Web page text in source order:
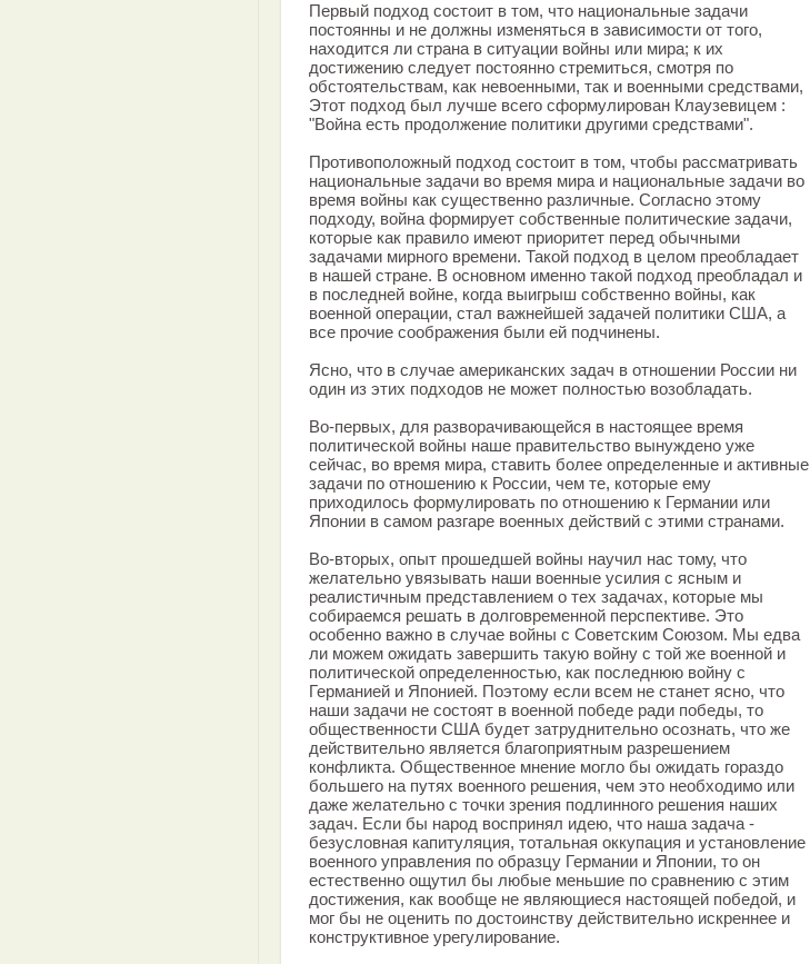
Первый подход состоит в том, что национальные задачи
постоянны и не должны изменяться в зависимости от того,
находится ли страна в ситуации войны или мира; к их
достижению следует постоянно стремиться, смотря по
обстоятельствам, как невоенными, так и военными средствами,
Этот подход был лучше всего сформулирован Клаузевицем :
"Война есть продолжение политики другими средствами".
Противоположный подход состоит в том, чтобы рассматривать
национальные задачи во время мира и национальные задачи во
время войны как существенно различные. Согласно этому
подходу, война формирует собственные политические задачи,
которые как правило имеют приоритет перед обычными
задачами мирного времени. Такой подход в целом преобладает
в нашей стране. В основном именно такой подход преобладал и
в последней войне, когда выигрыш собственно войны, как
военной операции, стал важнейшей задачей политики США, а
все прочие соображения были ей подчинены.
Ясно, что в случае американских задач в отношении России ни
один из этих подходов не может полностью возобладать.
Во-первых, для разворачивающейся в настоящее время
политической войны наше правительство вынуждено уже
сейчас, во время мира, ставить более определенные и активные
задачи по отношению к России, чем те, которые ему
приходилось формулировать по отношению к Германии или
Японии в самом разгаре военных действий с этими странами.
Во-вторых, опыт прошедшей войны научил нас тому, что
желательно увязывать наши военные усилия с ясным и
реалистичным представлением о тех задачах, которые мы
собираемся решать в долговременной перспективе. Это
особенно важно в случае войны с Советским Союзом. Мы едва
ли можем ожидать завершить такую войну с той же военной и
политической определенностью, как последнюю войну с
Германией и Японией. Поэтому если всем не станет ясно, что
наши задачи не состоят в военной победе ради победы, то
общественности США будет затруднительно осознать, что же
действительно является благоприятным разрешением
конфликта. Общественное мнение могло бы ожидать гораздо
большего на путях военного решения, чем это необходимо или
даже желательно с точки зрения подлинного решения наших
задач. Если бы народ воспринял идею, что наша задача -
безусловная капитуляция, тотальная оккупация и установление
военного управления по образцу Германии и Японии, то он
естественно ощутил бы любые меньшие по сравнению с этим
достижения, как вообще не являющиеся настоящей победой, и
мог бы не оценить по достоинству действительно искреннее и
конструктивное урегулирование.